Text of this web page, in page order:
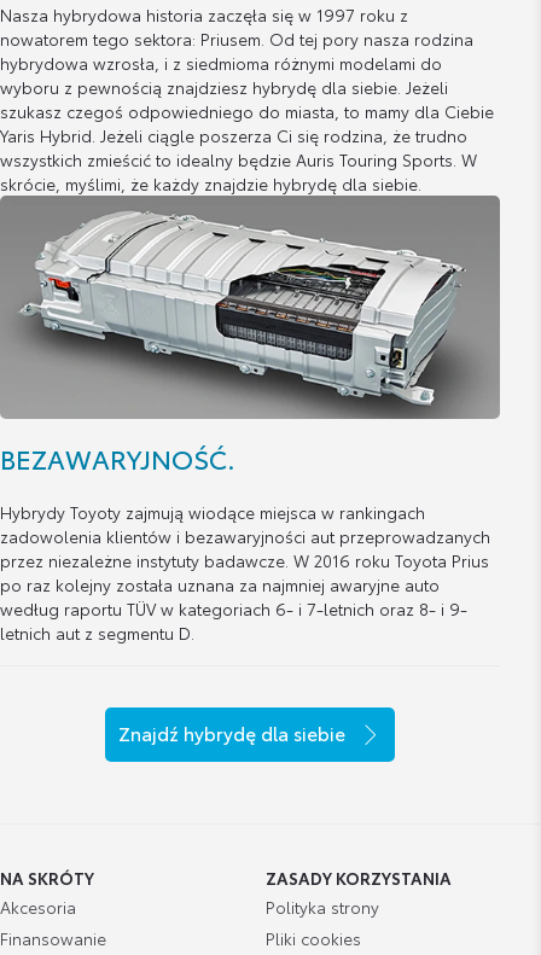
Nasza hybrydowa historia zaczęła się w 1997 roku z
nowatorem tego sektora: Priusem. Od tej pory nasza rodzina
hybrydowa wzrosła, i z siedmioma różnymi modelami do
wyboru z pewnością znajdziesz hybrydę dla siebie. Jeżeli
szukasz czegoś odpowiedniego do miasta, to mamy dla Ciebie
Yaris Hybrid. Jeżeli ciągle poszerza Ci się rodzina, że trudno
wszystkich zmieścić to idealny będzie Auris Touring Sports. W
skrócie, myślimi, że każdy znajdzie hybrydę dla siebie.
BEZAWARYJNOŚĆ.
Hybrydy Toyoty zajmują wiodące miejsca w rankingach
zadowolenia klientów i bezawaryjności aut przeprowadzanych
przez niezależne instytuty badawcze. W 2016 roku Toyota Prius
po raz kolejny została uznana za najmniej awaryjne auto
według raportu TÜV w kategoriach 6- i 7-letnich oraz 8- i 9-
letnich aut z segmentu D.
Znajdź hybrydę dla siebie
NA SKRÓTY
Akcesoria
Finansowanie
ZASADY KORZYSTANIA
Polityka strony
Pliki cookies